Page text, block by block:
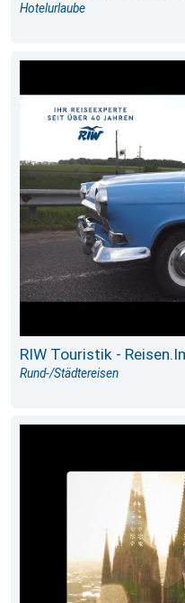
Hotelurlaube
RIW Touristik -
Rund-/Städtereisen